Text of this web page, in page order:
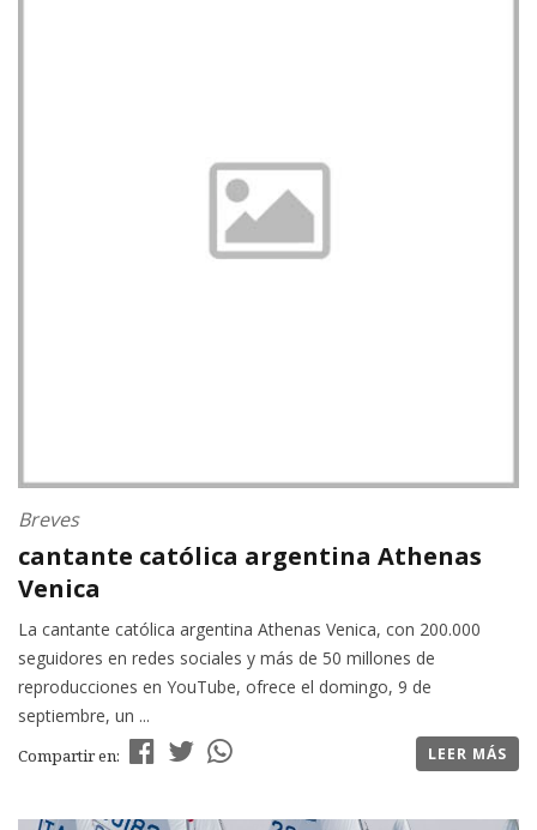
Breves
cantante católica argentina Athenas
Venica
La cantante católica argentina Athenas Venica, con 200.000
seguidores en redes sociales y más de 50 millones de
reproducciones en YouTube, ofrece el domingo, 9 de
septiembre, un ...
Compartir en: LEER MÁS